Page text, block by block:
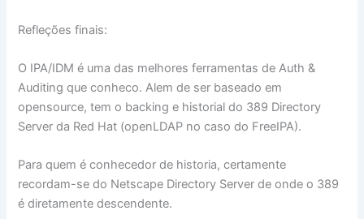
Refleções finais:
O IPA/IDM é uma das melhores ferramentas de Auth &
Auditing que conheco. Alem de ser baseado em
opensource, tem o backing e historial do 389 Directory
Server da Red Hat (openLDAP no caso do FreeIPA).
Para quem é conhecedor de historia, certamente
recordam-se do Netscape Directory Server de onde o 389
é diretamente descendente.